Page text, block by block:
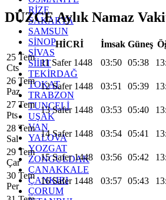
RİZE
SAKARYA
SAMSUN
SİNOP
SİVAS
SİİRT
TEKİRDAĞ
TOKAT
TRABZON
TUNCELİ
UŞAK
VAN
YALOVA
YOZGAT
ZONGULDAK
ÇANAKKALE
ÇANKIRI
ÇORUM
DÜZCE Aylık Namaz
HİCRİ İmsak Güneş
25 Tem
Cts
11 Safer 1448 03:50 05:38
26 Tem
Paz
12 Safer 1448 03:51 05:39
27 Tem
Pts
13 Safer 1448 03:53 05:40
28 Tem
Sal
14 Safer 1448 03:54 05:41
29 Tem
Çar
15 Safer 1448 03:56 05:42
30 Tem
Per
16 Safer 1448 03:57 05:43